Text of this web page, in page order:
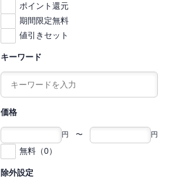
ポイント還元
期間限定無料
値引きセット
キーワード
価格
円 〜 円
無料（0）
除外設定